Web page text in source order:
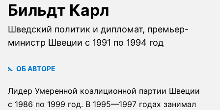
Бильдт Карл
Шведский политик и дипломат, премьер-
министр Швеции с 1991 по 1994 год
ОБ АВТОРЕ
Лидер Умеренной коалиционной партии Швеции
с 1986 по 1999 год. В 1995—1997 годах занимал